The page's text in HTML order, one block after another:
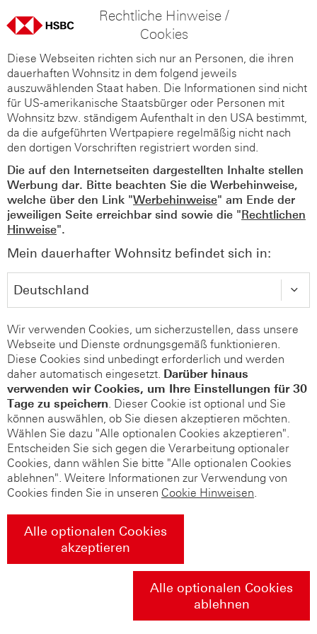
Rechtliche Hinweise /
Cookies
Diese Webseiten richten sich nur an Personen, die ihren
dauerhaften Wohnsitz in dem folgend jeweils
auszuwählenden Staat haben. Die Informationen sind nicht
für US-amerikanische Staatsbürger oder Personen mit
Wohnsitz bzw. ständigem Aufenthalt in den USA bestimmt,
da die aufgeführten Wertpapiere regelmäßig nicht nach
den dortigen Vorschriften registriert worden sind.
Die auf den Internetseiten dargestellten Inhalte stellen
Werbung dar. Bitte beachten Sie die Werbehinweise,
welche über den Link "Werbehinweise" am Ende der
jeweiligen Seite erreichbar sind sowie die "Rechtlichen
Hinweise".
Mein dauerhafter Wohnsitz befindet sich in:
Wir verwenden Cookies, um sicherzustellen, dass unsere
Webseite und Dienste ordnungsgemäß funktionieren.
Diese Cookies sind unbedingt erforderlich und werden
daher automatisch eingesetzt. Darüber hinaus
verwenden wir Cookies, um Ihre Einstellungen für 30
Tage zu speichern. Dieser Cookie ist optional und Sie
können auswählen, ob Sie diesen akzeptieren möchten.
Wählen Sie dazu "Alle optionalen Cookies akzeptieren".
Entscheiden Sie sich gegen die Verarbeitung optionaler
Cookies, dann wählen Sie bitte "Alle optionalen Cookies
ablehnen". Weitere Informationen zur Verwendung von
Cookies finden Sie in unseren Cookie Hinweisen.
Alle optionalen Cookies
akzeptieren
Alle optionalen Cookies
ablehnen